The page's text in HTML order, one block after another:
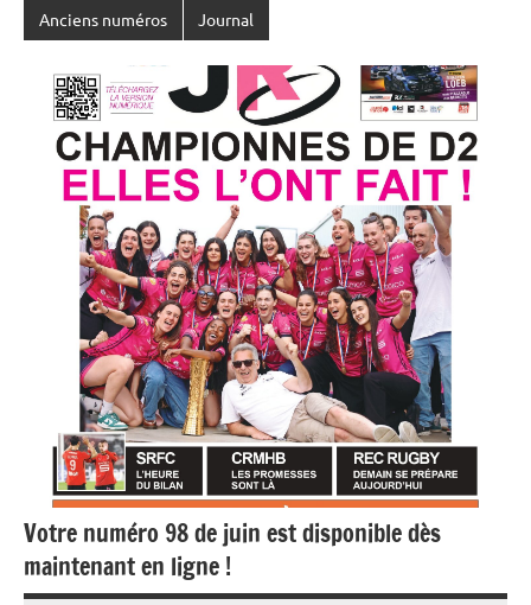
Anciens numéros Journal
Votre numéro 98 de juin est disponible dès
maintenant en ligne !